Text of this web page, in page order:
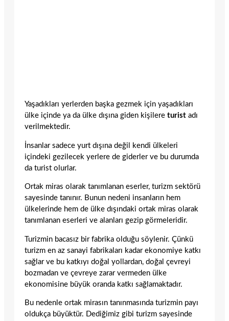
Yaşadıkları yerlerden başka gezmek için yaşadıkları
ülke içinde ya da ülke dışına giden kişilere turist adı
verilmektedir.
İnsanlar sadece yurt dışına değil kendi ülkeleri
içindeki gezilecek yerlere de giderler ve bu durumda
da turist olurlar.
Ortak miras olarak tanımlanan eserler, turizm sektörü
sayesinde tanınır. Bunun nedeni insanların hem
ülkelerinde hem de ülke dışındaki ortak miras olarak
tanımlanan eserleri ve alanları gezip görmeleridir.
Turizmin bacasız bir fabrika olduğu söylenir. Çünkü
turizm en az sanayi fabrikaları kadar ekonomiye katkı
sağlar ve bu katkıyı doğal yollardan, doğal çevreyi
bozmadan ve çevreye zarar vermeden ülke
ekonomisine büyük oranda katkı sağlamaktadır.
Bu nedenle ortak mirasın tanınmasında turizmin payı
oldukça büyüktür. Dediğimiz gibi turizm sayesinde